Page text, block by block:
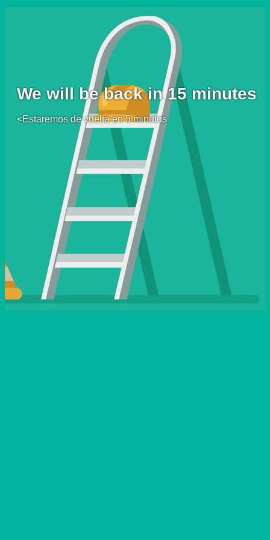
We will be back in 15 minutes
<Estaremos de vuelta en 5 minutos